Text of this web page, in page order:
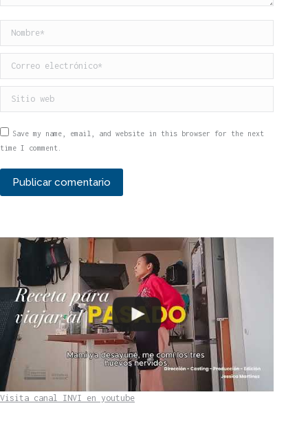
Nombre *
Correo electrónico *
Sitio web
Save my name, email, and website in this browser for the next
time I comment.
Publicar comentario
Visita canal INVI en youtube